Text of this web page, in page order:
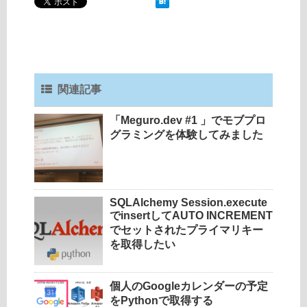
関連記事
「Meguro.dev #1 」でモブプロ
グラミングを体験してみました
SQLAlchemy Session.execute
でinsertしてAUTO INCREMENT
でセットされたプライマリキー
を取得したい
個人のGoogleカレンダーの予定
をPythonで取得する